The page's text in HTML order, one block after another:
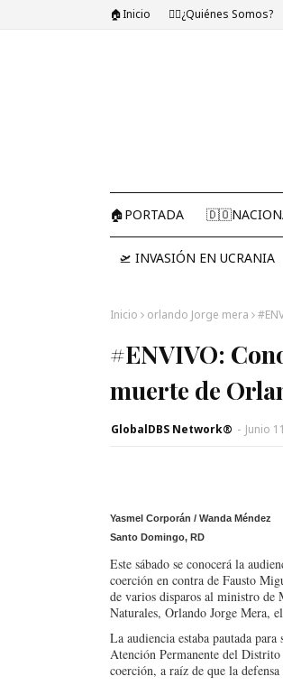
🏠Inicio 🤷‍♂️¿Quiénes Somos?
🏠PORTADA
🛫 INVASIÓN EN UCRANIA
Inicio orlando Jorge mera
#ENVIVO:
muerte de
GlobalDBS Network® - Junio
Yasmel Corporán / Wanda Méndez
Santo Domingo, RD
Este sábado se conocerá la
coerción en contra de Fausto
de varios disparos al ministro de
Naturales, Orlando Jorge Mera,
La audiencia estaba pautada
Atención Permanente del
coerción, a raíz de que la